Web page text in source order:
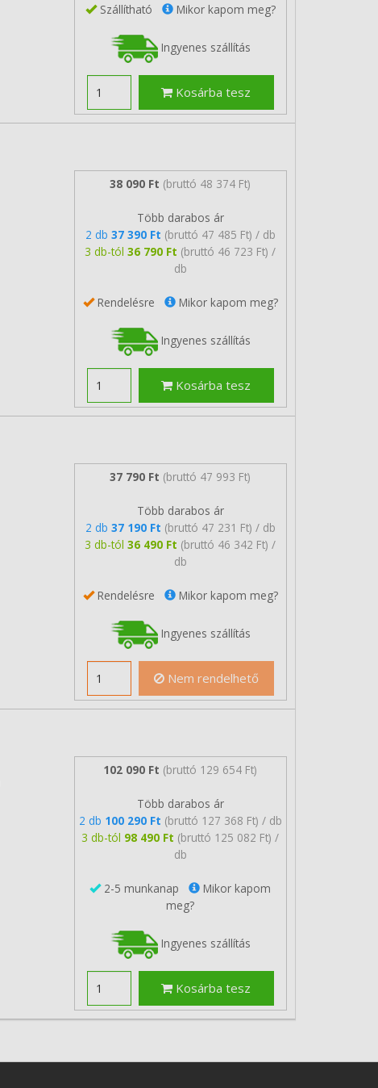
Szállítható Mikor kapom meg?
Ingyenes szállítás
Kosárba tesz
38 090 Ft (bruttó 48 374 Ft)
Több darabos ár
2 db 37 390 Ft (bruttó 47 485 Ft) / db
3 db-tól36 790 Ft (bruttó 46 723 Ft) /
db
Rendelésre Mikor kapom meg?
Ingyenes szállítás
Kosárba tesz
37 790 Ft (bruttó 47 993 Ft)
Több darabos ár
2 db 37 190 Ft (bruttó 47 231 Ft) / db
3 db-tól36 490 Ft (bruttó 46 342 Ft) /
db
Rendelésre Mikor kapom meg?
Ingyenes szállítás
Nem rendelhető
102 090 Ft (bruttó 129 654 Ft)
Több darabos ár
2 db 100 290 Ft (bruttó 127 368 Ft) / db
3 db-tól 98 490 Ft (bruttó 125 082 Ft) /
db
2-5 munkanap
Mikor kapom
meg?
Ingyenes szállítás
Kosárba tesz